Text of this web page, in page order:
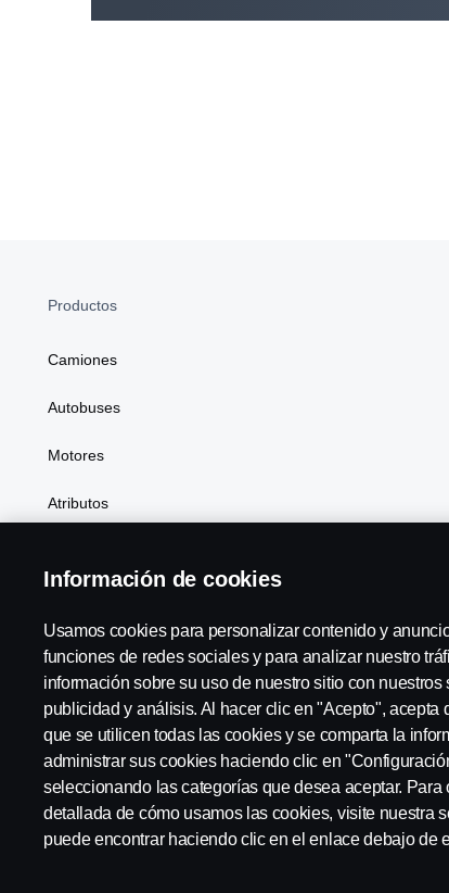
Productos
Camiones
Autobuses
Motores
Atributos
Código de conducta a proveedores Aviso legal
Información de cookies
Usamos cookies para personalizar contenido y
funciones de redes sociales y para analizar nuestro
información sobre su uso de nuestro sitio con
publicidad y análisis. Al hacer clic en "Acepto", acepta
que se utilicen todas las cookies y se comparta la
administrar sus cookies haciendo clic en
seleccionando las categorías que desea aceptar.
detallada de cómo usamos las cookies, visite nuestra
puede encontrar haciendo clic en el enlace debajo de